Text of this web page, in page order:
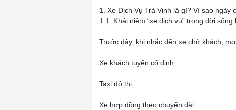
1. Xe Dịch Vụ Trà Vinh là gì? Vì sao
1.1. Khái niệm “xe dịch vụ” trong đời sống
Trước đây, khi nhắc đến xe chở khách,
Xe khách tuyến cố định,
Taxi đô thị,
Xe hợp đồng theo chuyến dài.